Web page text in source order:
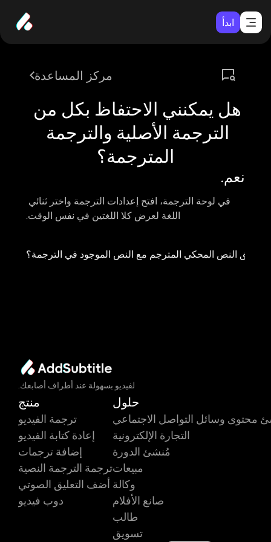
مركز المساعدة
المترجمة؟
نعم.
في لوحة الترجمة، افتح إعدادات الترجمة واختر
اللغة لعرض كلا اللغتين في نفس الوقت.
يتطابق النص المحكي المترجم مع النص الموجود في الترجمة؟
ابدأ
منتج
ترجمة الفيديو
إعادة كتابة الفيديو
إضافة ترجمات
ترجمة الترجمة النصية
أضف التعليق الصوتي
دوب فيديو
حلول
محتوى وسائل التواصل الاجتماعي
التجارة الإلكترونية
مُنشئ الدورة
مبيعات
وكالة
صانع الأفلام
طالب
تسويق